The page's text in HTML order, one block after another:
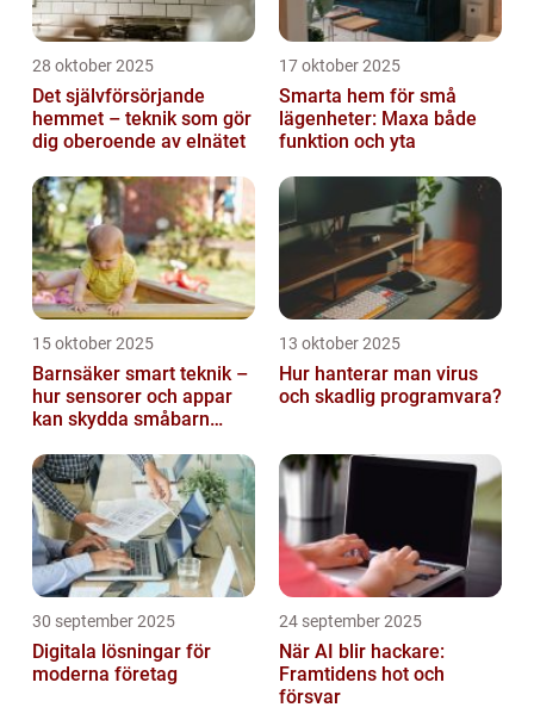
28 oktober 2025
Det självförsörjande
hemmet – teknik som gör
dig oberoende av elnätet
17 oktober 2025
Smarta hem för små
lägenheter: Maxa både
funktion och yta
15 oktober 2025
Barnsäker smart teknik –
hur sensorer och appar
kan skydda småbarn
13 oktober 2025
Hur hanterar man virus
och skadlig programvara?
30 september 2025
Digitala lösningar för
moderna företag
24 september 2025
När AI blir hackare:
Framtidens hot och
försvar